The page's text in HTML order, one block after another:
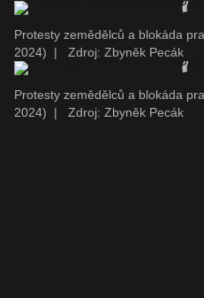
Protesty zemědělců a blokáda
2024)
| Zdroj: Zbyněk Pecák
Protesty zemědělců a blokáda
2024)
| Zdroj: Zbyněk Pecák